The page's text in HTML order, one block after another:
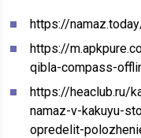
https://
https://
qibla-compass-
https://heaclub.ru/
namaz-v-kakuyu-
opredelit-